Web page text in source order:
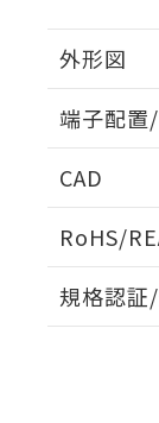
外形図
端子配置
CAD
RoHS/
EU RoHS
規格認証